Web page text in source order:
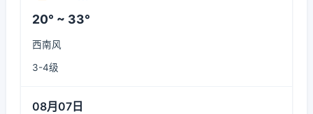
20° ~ 33°
西南风
3-4级
08月07日